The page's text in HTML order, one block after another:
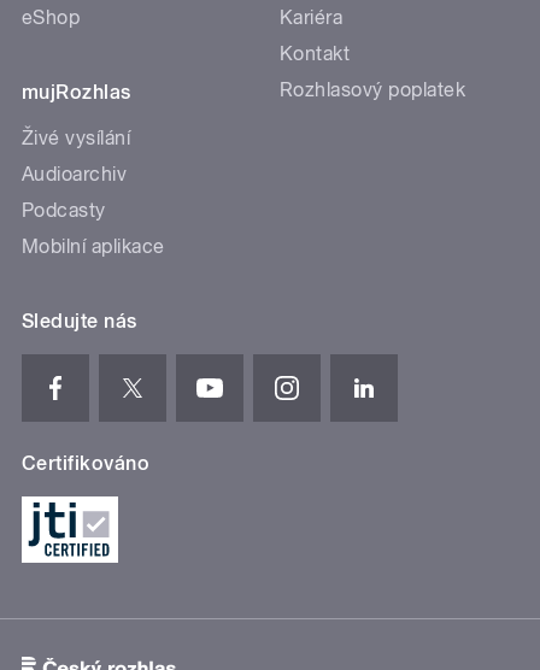
eShop
mujRozhlas
Živé vysílání
Audioarchiv
Podcasty
Mobilní aplikace
Kariéra
Kontakt
Rozhlasový poplatek
Sledujte nás
Certifikováno